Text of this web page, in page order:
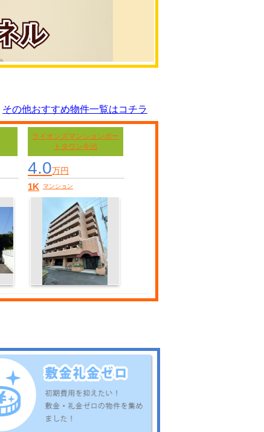
その他おすすめ物件一覧はコチラ
予讃線 今治駅 17
マンション
1K
4.0万円
ライオンズマンションポー
トタウン今治
アパート
2LDK
6.1万円
コート・ミディ